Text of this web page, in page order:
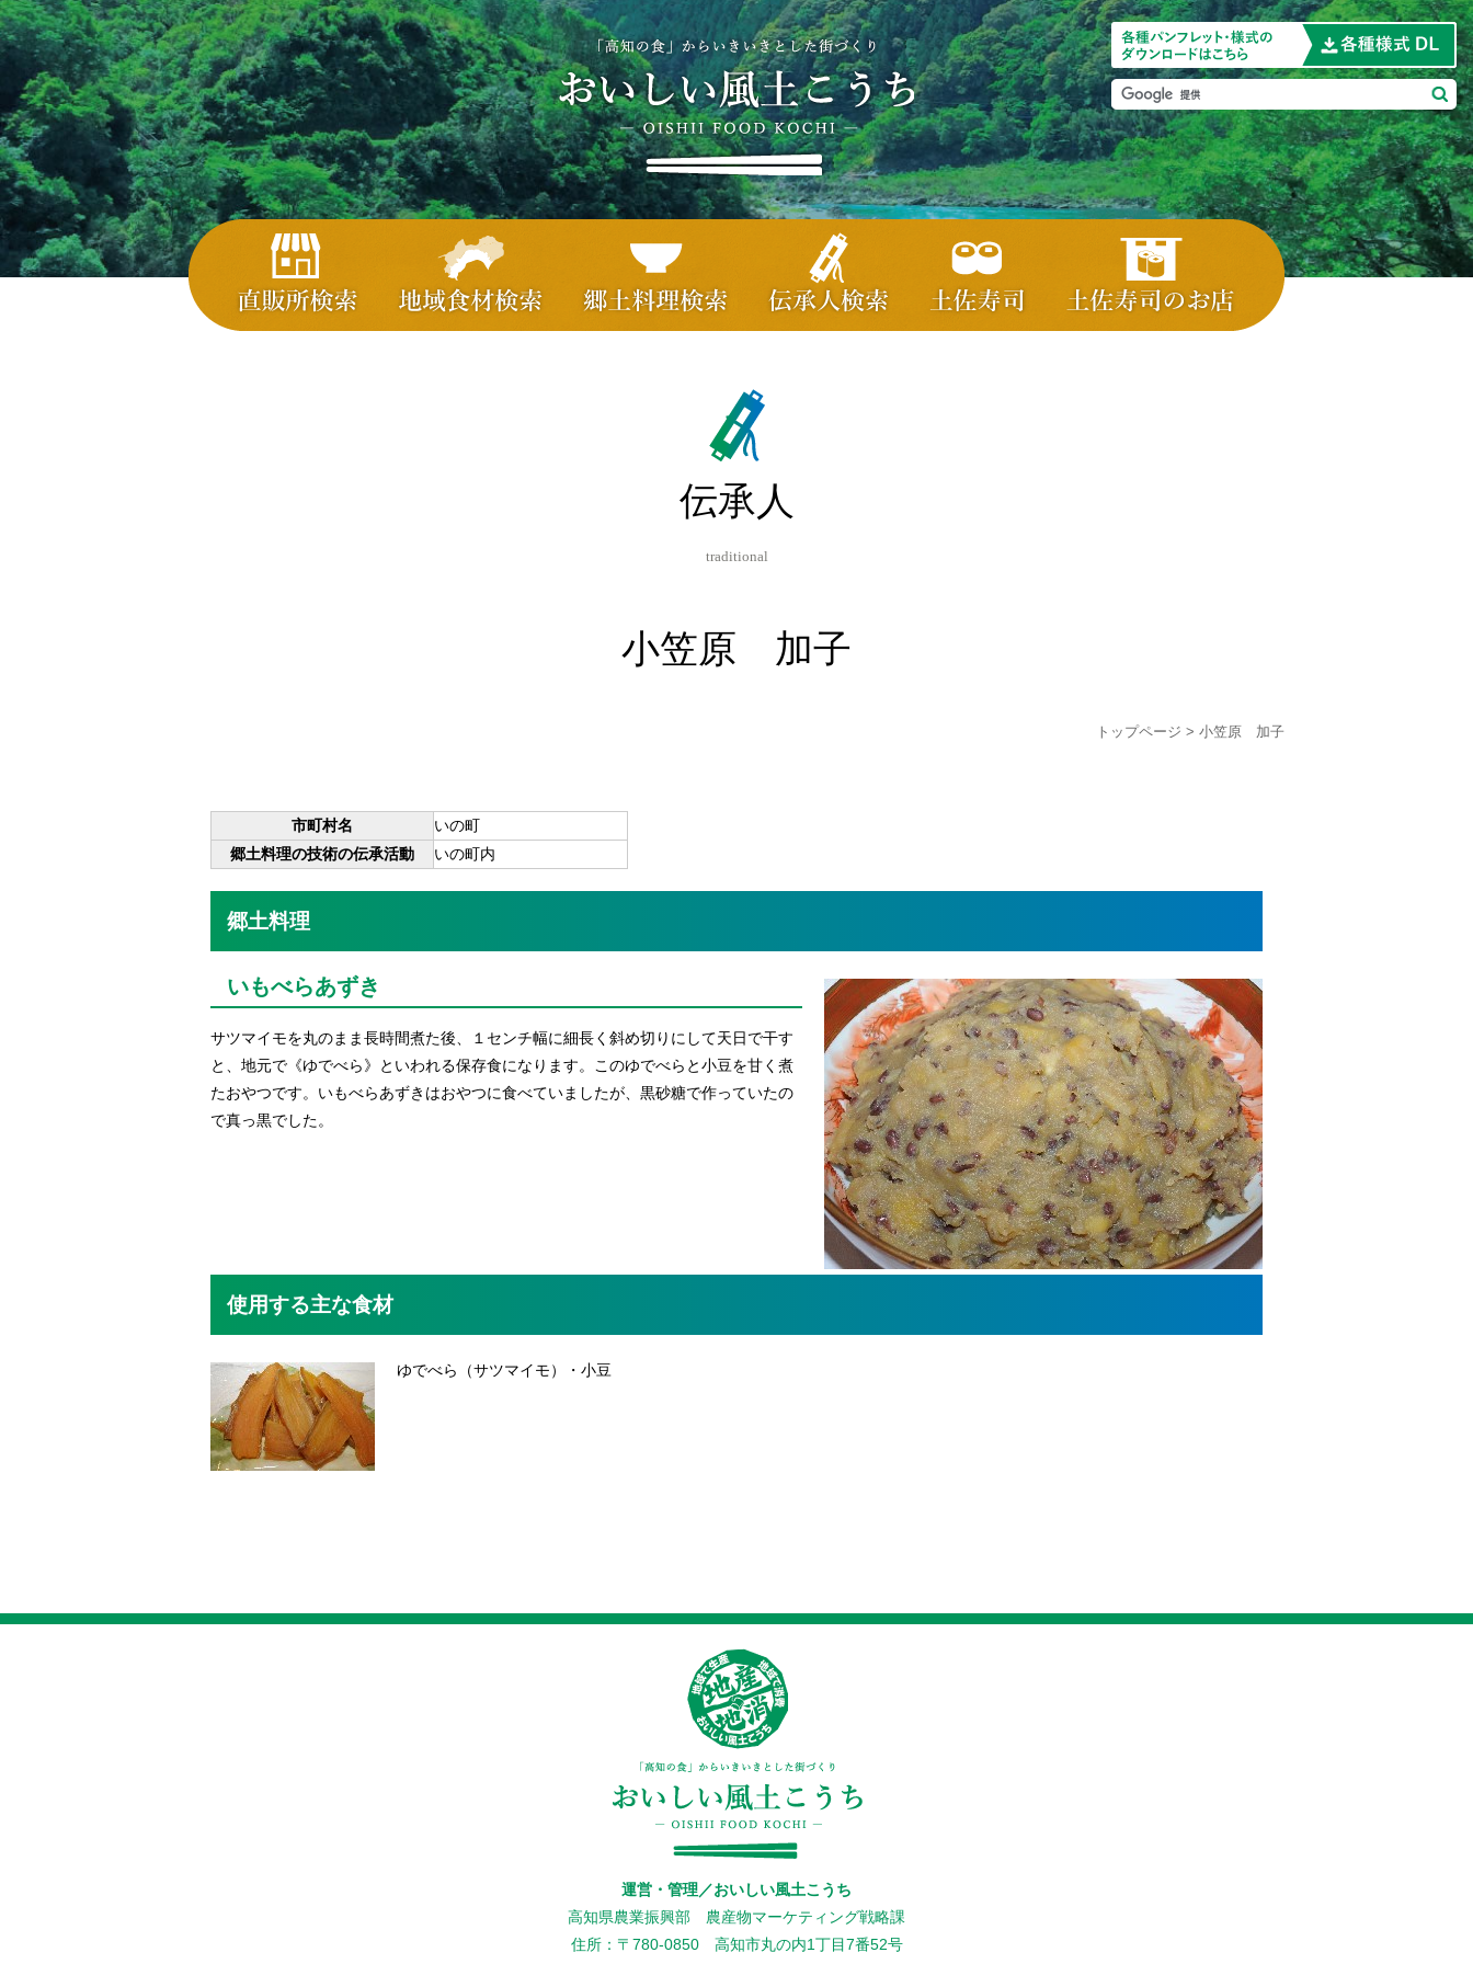
伝承人
traditional
小笠原 加子
トップページ > 小笠原 加子
市町村名
いの町
郷土料理の技術の伝承活動
いの町内
郷土料理
いもべらあずき
サツマイモを丸のまま長時間煮た後、１センチ幅に細長く斜め切りにして天日で干す
と、地元で《ゆでべら》といわれる保存食になります。このゆでべらと小豆を甘く煮
たおやつです。いもべらあずきはおやつに食べていましたが、黒砂糖で作っていたの
で真っ黒でした。
使用する主な食材
ゆでべら（サツマイモ）・小豆
運営・管理／おいしい風土こうち
高知県農業振興部 農産物マーケティング戦略課
住所：〒780-0850 高知市丸の内1丁目7番52号